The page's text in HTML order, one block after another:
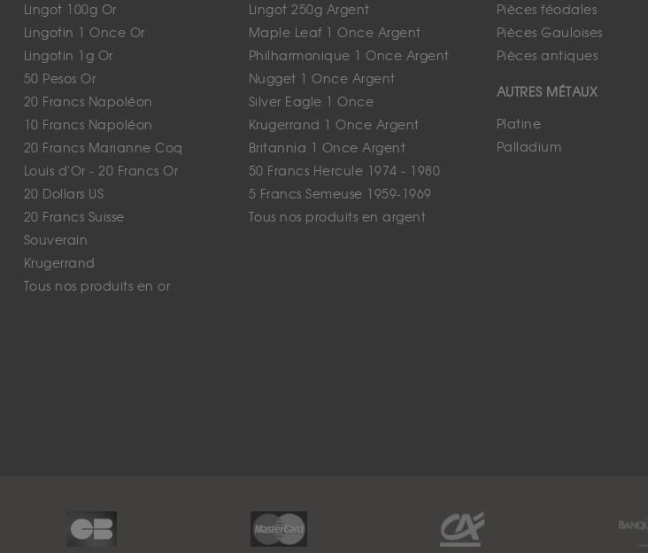
Lingot 100g Or
Lingotin 1 Once Or
Lingotin 1g Or
50 Pesos Or
20 Francs Napoléon
10 Francs Napoléon
20 Francs Marianne Coq
Louis d'Or - 20 Francs Or
20 Dollars US
20 Francs Suisse
Souverain
Krugerrand
Tous nos produits en or
Lingot 250g Argent
Maple Leaf 1 Once Argent
Philharmonique 1 Once Argent
Nugget 1 Once Argent
Silver Eagle 1 Once
Krugerrand 1 Once Argent
Britannia 1 Once Argent
50 Francs Hercule 1974 - 1980
5 Francs Semeuse 1959-1969
Tous nos produits en argent
Pièces féodales
Pièces Gauloises
Pièces antiques
AUTRES MÉTAUX
Platine
Palladium